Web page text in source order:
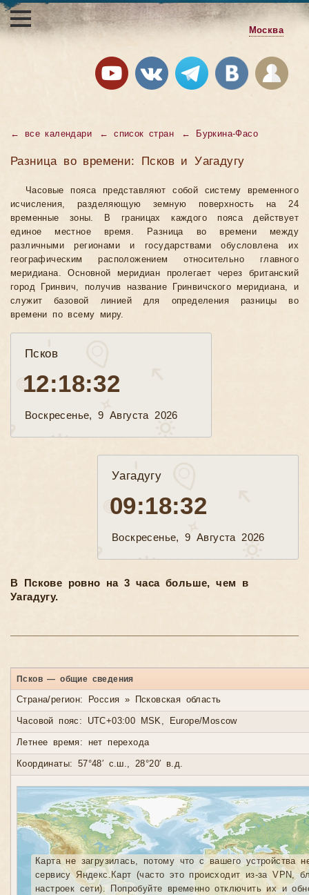
Москва
← все календари ←список стран ← Буркина-Фасо
Разница во времени: Псков и Уагадугу
Часовые пояса представляют собой систему временного
исчисления, разделяющую земную поверхность на 24
временные зоны. В границах каждого пояса действует
единое местное время. Разница во времени между
различными регионами и государствами обусловлена их
географическим расположением относительно главного
меридиана. Основной меридиан пролегает через британский
город Гринвич, получив название Гринвичского меридиана, и
служит базовой линией для определения разницы во
времени по всему миру.
Псков
12:18:33
Воскресенье, 9 Августа 2026
Уагадугу
09:18:33
Воскресенье, 9 Августа 2026
В Пскове ровно на 3 часа больше, чем в
Уагадугу.
Псков — общие сведения
Страна/регион: Россия » Псковская область
Часовой пояс: UTC+03:00 MSK, Europe/Moscow
Летнее время: нет перехода
Координаты: 57°48′ с.ш., 28°20′ в.д.
Карта не загрузилась, потому что с вашего устройства
сервису Яндекс.Карт (часто это происходит из-за VPN,
настроек сети). Попробуйте временно отключить их и